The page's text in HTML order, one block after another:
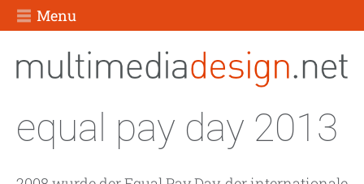
Menu
equal pay day 2013